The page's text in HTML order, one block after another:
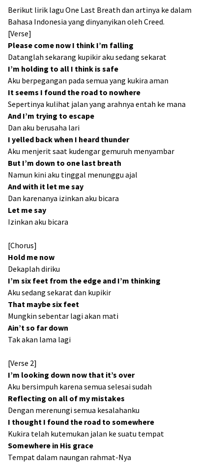
Berikut lirik lagu One Last Breath dan artinya ke dalam
Bahasa Indonesia yang dinyanyikan oleh Creed.
[Verse]
Please come now I think I’m falling
Datanglah sekarang kupikir aku sedang sekarat
I’m holding to all I think is safe
Aku berpegangan pada semua yang kukira aman
It seems I found the road to nowhere
Sepertinya kulihat jalan yang arahnya entah ke mana
And I’m trying to escape
Dan aku berusaha lari
I yelled back when I heard thunder
Aku menjerit saat kudengar gemuruh menyambar
But I’m down to one last breath
Namun kini aku tinggal menunggu ajal
And with it let me say
Dan karenanya izinkan aku bicara
Let me say
Izinkan aku bicara
[Chorus]
Hold me now
Dekaplah diriku
I’m six feet from the edge and I’m thinking
Aku sedang sekarat dan kupikir
That maybe six feet
Mungkin sebentar lagi akan mati
Ain’t so far down
Tak akan lama lagi
[Verse 2]
I’m looking down now that it’s over
Aku bersimpuh karena semua selesai sudah
Reflecting on all of my mistakes
Dengan merenungi semua kesalahanku
I thought I found the road to somewhere
Kukira telah kutemukan jalan ke suatu tempat
Somewhere in His grace
Tempat dalam naungan rahmat-Nya